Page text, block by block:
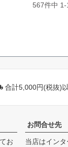
567件中 1-
合計5,000円(税抜)
お
お問合せ先
当店はイン